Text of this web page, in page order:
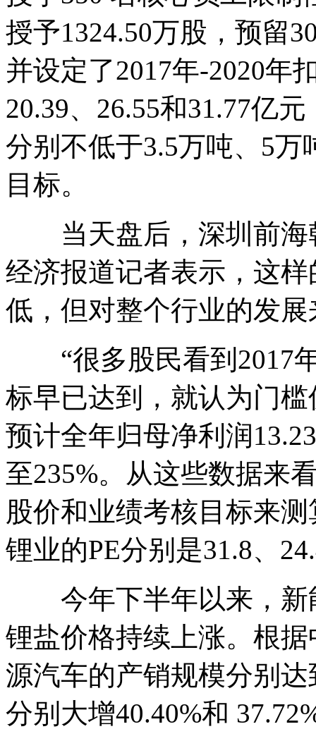
授予1324.50万股，预留
并设定了2017年-2020年
20.39、26.55和31.77亿
分别不低于3.5万吨、5
目标。
当天盘后，深圳前海
经济报道记者表示，这
低，但对整个行业的发
“很多股民看到2017年
标早已达到，就认为门
预计全年归母净利润
至235%。从这些数据来
股价和业绩考核目标来
锂业的PE分别是31.8、
今年下半年以来，新
锂盐价格持续上涨。根
源汽车的产销规模分别
分别大增40.40%和